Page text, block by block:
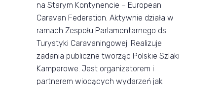
na Starym Kontynencie – European
Caravan Federation. Aktywnie działa w
ramach Zespołu Parlamentarnego ds.
Turystyki Caravaningowej. Realizuje
zadania publiczne tworząc Polskie Szlaki
Kamperowe. Jest organizatorem i
partnerem wiodących wydarzeń jak